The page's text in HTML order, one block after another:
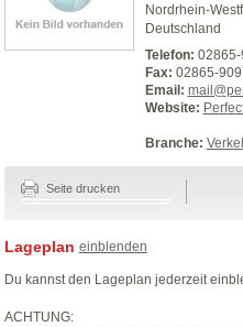
Nordrhein-
Deutschland
Telefon:
Fax: 02865-
Email:
Website:
Branche:
Seite drucken
Lageplan einblenden
Du kannst den Lageplan jederzeit
ACHTUNG: